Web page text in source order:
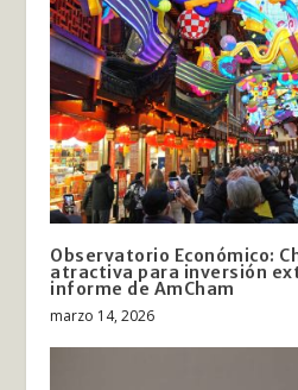
Observatorio Económico:
atractiva para inversión
informe de AmCham
marzo 14, 2026